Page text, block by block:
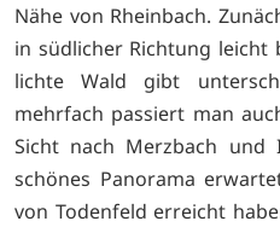
Nähe von Rheinbach.
in südlicher Richtung leicht
lichte Wald gibt
mehrfach passiert man
Sicht nach Merzbach und
schönes Panorama
von Todenfeld erreicht